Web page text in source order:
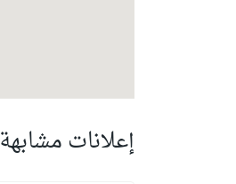
إعلانات مشابهة